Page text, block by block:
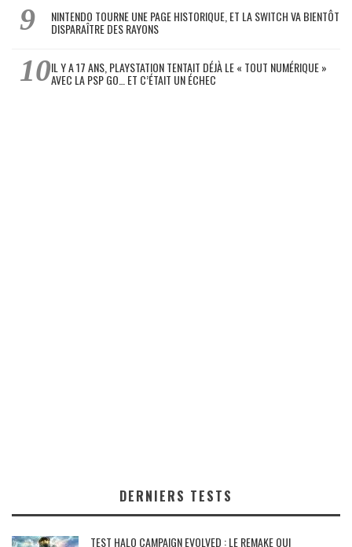
NINTENDO TOURNE UNE PAGE HISTORIQUE, ET LA SWITCH VA BIENTÔT
DISPARAÎTRE DES RAYONS
IL Y A 17 ANS, PLAYSTATION TENTAIT DÉJÀ LE « TOUT NUMÉRIQUE »
AVEC LA PSP GO… ET C’ÉTAIT UN ÉCHEC
DERNIERS TESTS
TEST HALO CAMPAIGN EVOLVED : LE REMAKE QUI